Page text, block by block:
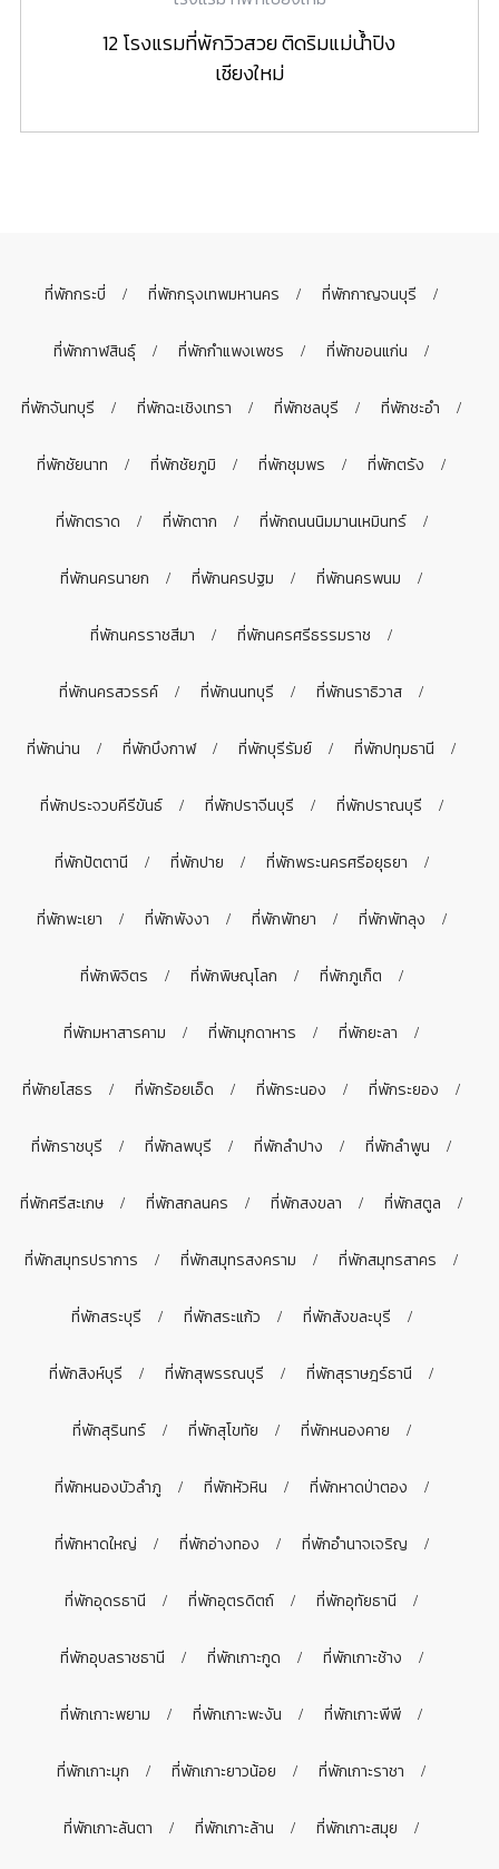
12 โรงแรมที่พักวิวสวย ติดริมแม่น้ำปิง
เชียงใหม่
ที่พักกระบี่ ที่พักกรุงเทพมหานคร ที่พักกาญจนบุรี
ที่พักกาฬสินธุ์ ที่พักกำแพงเพชร ที่พักขอนแก่น
ที่พักจันทบุรี ที่พักฉะเชิงเทรา ที่พักชลบุรี ที่พักชะอำ
ที่พักชัยนาท ที่พักชัยภูมิ ที่พักชุมพร ที่พักตรัง
ที่พักตราด ที่พักตาก ที่พักถนนนิมมานเหมินทร์
ที่พักนครนายก ที่พักนครปฐม ที่พักนครพนม
ที่พักนครราชสีมา ที่พักนครศรีธรรมราช
ที่พักนครสวรรค์ ที่พักนนทบุรี ที่พักนราธิวาส
ที่พักน่าน ที่พักบึงกาฬ ที่พักบุรีรัมย์ ที่พักปทุมธานี
ที่พักประจวบคีรีขันธ์ ที่พักปราจีนบุรี ที่พักปราณบุรี
ที่พักปัตตานี ที่พักปาย ที่พักพระนครศรีอยุธยา
ที่พักพะเยา ที่พักพังงา ที่พักพัทยา ที่พักพัทลุง
ที่พักพิจิตร ที่พักพิษณุโลก ที่พักภูเก็ต
ที่พักมหาสารคาม ที่พักมุกดาหาร ที่พักยะลา
ที่พักยโสธร ที่พักร้อยเอ็ด ที่พักระนอง ที่พักระยอง
ที่พักราชบุรี ที่พักลพบุรี ที่พักลำปาง ที่พักลำพูน
ที่พักศรีสะเกษ ที่พักสกลนคร ที่พักสงขลา ที่พักสตูล
ที่พักสมุทรปราการ ที่พักสมุทรสงคราม ที่พักสมุทรสาคร
ที่พักสระบุรี ที่พักสระแก้ว ที่พักสังขละบุรี
ที่พักสิงห์บุรี ที่พักสุพรรณบุรี ที่พักสุราษฎร์ธานี
ที่พักสุรินทร์ ที่พักสุโขทัย ที่พักหนองคาย
ที่พักหนองบัวลำภู ที่พักหัวหิน ที่พักหาดป่าตอง
ที่พักหาดใหญ่ ที่พักอ่างทอง ที่พักอำนาจเจริญ
ที่พักอุดรธานี ที่พักอุตรดิตถ์ ที่พักอุทัยธานี
ที่พักอุบลราชธานี ที่พักเกาะกูด ที่พักเกาะช้าง
ที่พักเกาะพยาม ที่พักเกาะพะงัน ที่พักเกาะพีพี
ที่พักเกาะมุก ที่พักเกาะยาวน้อย ที่พักเกาะราชา
ที่พักเกาะลันตา ที่พักเกาะล้าน ที่พักเกาะสมุย